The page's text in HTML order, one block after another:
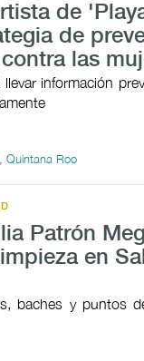
de
de
las
información
Quintana Roo
Patrón
en
baches y puntos